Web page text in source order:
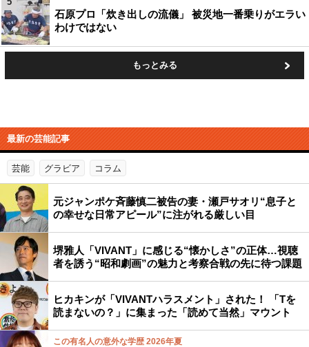
石原プロ「炊き出しの流儀」 被災地一番乗りがエラい
わけではない
もっとみる
最新の芸能記事
芸能 グラビア コラム
元ジャンポケ斉藤慎二被告の妻・瀬戸サオリ“息子と
の幸せな日常アピール”に注がれる厳しい目
堺雅人「VIVANT」に感じる“懐かしさ”の正体…視聴
者を誘う“昭和劇画”の魅力と考察合戦の先に待つ課題
ヒカキンが「VIVANTハラスメント」された！ 「Tを
読まないの？」に集まった「読めて当然」マウント
この有名人の意外な学歴 2026年夏